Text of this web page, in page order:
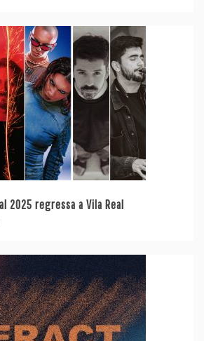
2025 regressa a Vila Real